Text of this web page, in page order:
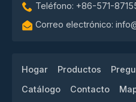
Teléfono: +86-571-
Correo electrónico:
Hogar Productos
Catálogo
Contacto